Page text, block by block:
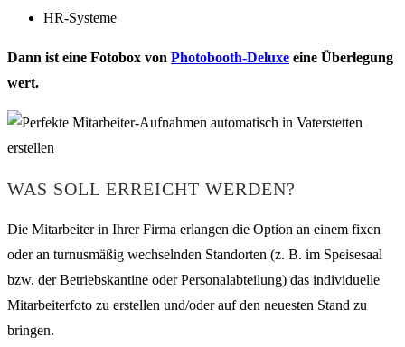
HR-Systeme
Dann ist eine Fotobox von Photobooth-Deluxe eine Überlegung
wert.
WAS SOLL ERREICHT WERDEN?
Die Mitarbeiter in Ihrer Firma erlangen die Option an einem fixen
oder an turnusmäßig wechselnden Standorten (z. B. im Speisesaal
bzw. der Betriebskantine oder Personalabteilung) das individuelle
Mitarbeiterfoto zu erstellen und/oder auf den neuesten Stand zu
bringen.